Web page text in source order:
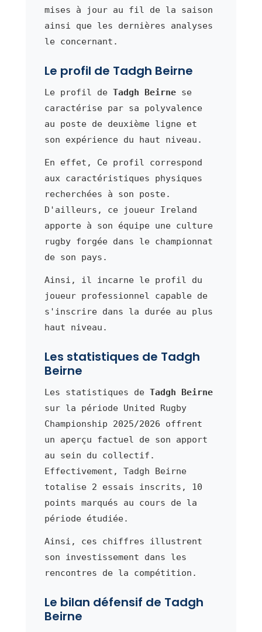
mises à jour au fil de la saison
ainsi que les dernières analyses
le concernant.
Le profil de Tadgh Beirne
Le profil de Tadgh Beirnese
caractérise par sa polyvalence
au poste de deuxième ligne et
son expérience du haut niveau.
En effet, Ce profil correspond
aux caractéristiques physiques
recherchées à son poste.
D'ailleurs, ce joueur Ireland
apporte à son équipe une culture
rugby forgée dans le championnat
de son pays.
Ainsi, il incarne le profil du
joueur professionnel capable de
s'inscrire dans la durée au plus
haut niveau.
Les statistiques de Tadgh
Beirne
Les statistiques de Tadgh Beirne
sur la période United Rugby
Championship 2025/2026 offrent
un aperçu factuel de son apport
au sein du collectif.
Effectivement, Tadgh Beirne
totalise 2 essais inscrits, 10
points marqués au cours de la
période étudiée.
Ainsi, ces chiffres illustrent
son investissement dans les
rencontres de la compétition.
Le bilan défensif de Tadgh
Beirne